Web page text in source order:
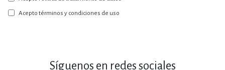
nuestro
boletín:
Acepto términos y condiciones de uso
Síguenos en redes sociales